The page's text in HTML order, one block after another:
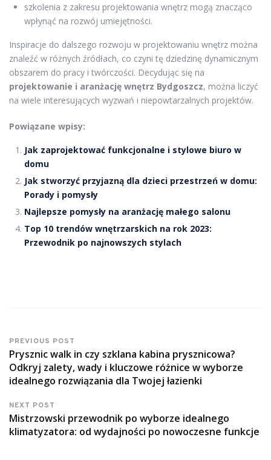
szkolenia z zakresu projektowania wnętrz mogą znacząco
wpłynąć na rozwój umiejętności.
Inspiracje do dalszego rozwoju w projektowaniu wnętrz można
znaleźć w różnych źródłach, co czyni tę dziedzinę dynamicznym
obszarem do pracy i twórczości. Decydując się na
projektowanie i aranżację wnętrz Bydgoszcz, można liczyć
na wiele interesujących wyzwań i niepowtarzalnych projektów.
Powiązane wpisy:
Jak zaprojektować funkcjonalne i stylowe biuro w
domu
Jak stworzyć przyjazną dla dzieci przestrzeń w domu:
Porady i pomysły
Najlepsze pomysły na aranżację małego salonu
Top 10 trendów wnętrzarskich na rok 2023:
Przewodnik po najnowszych stylach
PREVIOUS POST
Prysznic walk in czy szklana kabina prysznicowa?
Odkryj zalety, wady i kluczowe różnice w wyborze
idealnego rozwiązania dla Twojej łazienki
NEXT POST
Mistrzowski przewodnik po wyborze idealnego
klimatyzatora: od wydajności po nowoczesne funkcje